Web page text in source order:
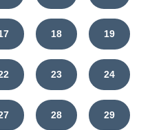
18 19
23 24
28 29